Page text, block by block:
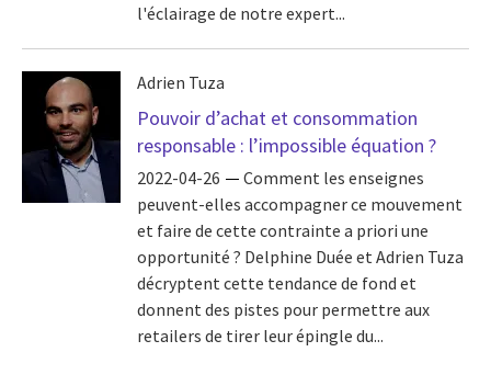
l'éclairage de notre expert...
Adrien Tuza
Pouvoir d’achat et consommation
responsable : l’impossible équation ?
2022-04-26
Comment les enseignes
peuvent-elles accompagner ce mouvement
et faire de cette contrainte a priori une
opportunité ? Delphine Duée et Adrien Tuza
décryptent cette tendance de fond et
donnent des pistes pour permettre aux
retailers de tirer leur épingle du...